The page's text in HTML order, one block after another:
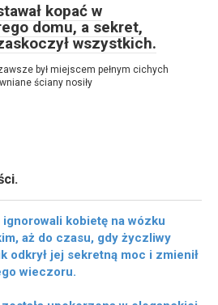
kopać w
domu, a sekret,
wszystkich.
był miejscem pełnym cichych
ściany nosiły
kobietę na wózku
aż do czasu, gdy życzliwy
odkrył jej sekretną moc i zmienił
wieczoru.